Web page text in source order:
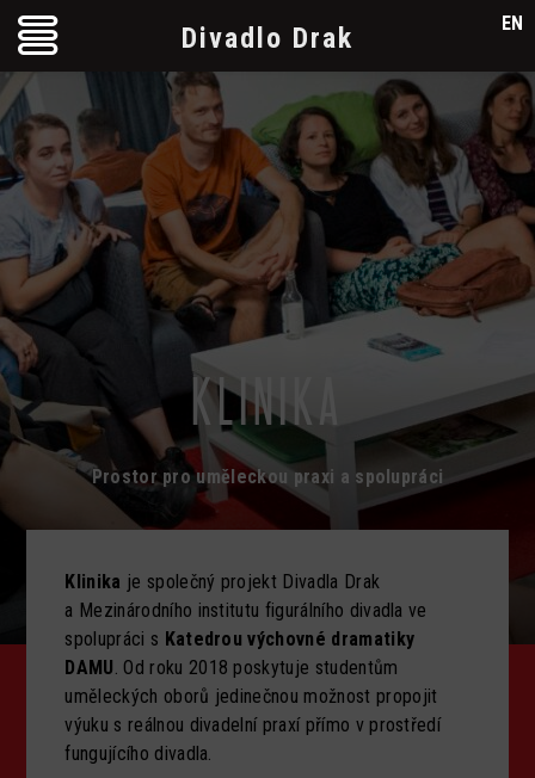
KLINIKA
Prostor pro uměleckou praxi a spolupráci
Klinika je společný projekt Divadla Drak
a Mezinárodního institutu figurálního divadla ve
spolupráci s Katedrou výchovné dramatiky
DAMU. Od roku 2018 poskytuje studentům
uměleckých oborů jedinečnou možnost propojit
výuku s reálnou divadelní praxí přímo v prostředí
fungujícího divadla.
Divadlo Drak EN